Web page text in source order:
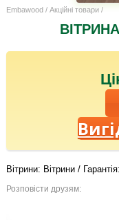
Embawood/ Акційні товари/
Вітрини: Вітрини /
Розповісти друзям: